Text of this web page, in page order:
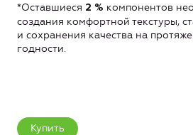
*Оставшиеся 2 % компонентов
создания комфортной текстуры,
и сохранения качества на
годности.
Купить